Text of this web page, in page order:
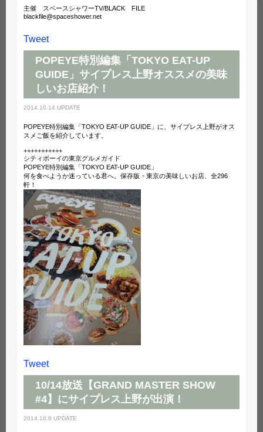
主催 スペースシャワーTV/BLACK FILE
blackfile@spaceshower.net
Tweet
POPEYE特別編集「TOKYO EAT-UP
GUIDE」サイプレス上野オススメの美味
しいお店紹介！
2014.10.14 UPDATE
POPEYE特別編集「TOKYO EAT-UP GUIDE」に、サイプレス上野がオス
スメご飯を紹介しています。
+++++++++++
シティボーイの東京グルメガイド
POPEYE特別編集「TOKYO EAT-UP GUIDE」
何を食べようか迷っている君へ。保存版・東京の美味しいお店、全296
軒！
Tweet
10/14放送【GRAND MASTER SHOW
#4】にサイプレス上野が出演！
2014.10.8 UPDATE